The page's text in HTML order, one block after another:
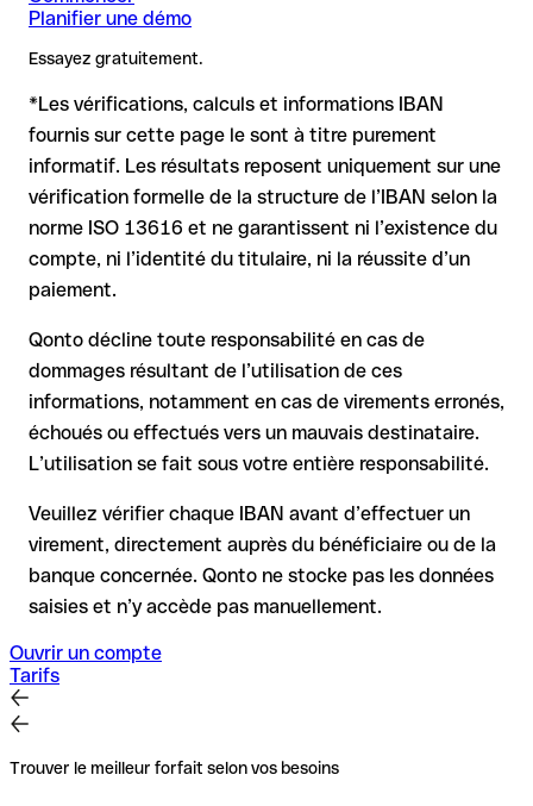
USD, GBP), des frais de change peuvent s'appliquer.
Renseignez-vous à l'avance auprès de Deutsche Bank Ag sur
les conditions en vigueur.
Recommandation: demandez au bénéficiaire de vous
confirmer l'IBAN par écrit, surtout pour une nouvelle relation
compte ne peut être vérifiée que par Deutsche Bank Ag elle-
même ou par un virement test.
un IBAN valide, le virement peut être envoyé vers un autre
Dans ce cas :
la banque réceptrice doit coopérer au retour des fonds
votre banque peut initier une procédure de rappel sur
demande
le remboursement n’est pas garanti, surtout si les fonds ont
déjà été retirés
pour les virements hors SEPA, la récupération est plus
complexe et peut entraîner des frais
Recommandation: vérifiez systématiquement chaque IBAN
avant un virement (via un outil de vérification) et confirmez-le
directement auprès du bénéficiaire en cas de doute. Cette
précaution est essentielle, en particulier pour des montants
élevés ou de nouvelles relations commerciales.
Planifier une démo
Essayez gratuitement.
*Les vérifications, calculs et informations IBAN
fournis sur cette page le sont à titre purement
informatif. Les résultats reposent uniquement sur une
vérification formelle de la structure de l’IBAN selon la
norme ISO 13616 et ne garantissent ni l’existence du
compte, ni l’identité du titulaire, ni la réussite d’un
paiement.
Qonto décline toute responsabilité en cas de
dommages résultant de l’utilisation de ces
informations, notamment en cas de virements erronés,
échoués ou effectués vers un mauvais destinataire.
L’utilisation se fait sous votre entière responsabilité.
Veuillez vérifier chaque IBAN avant d’effectuer un
virement, directement auprès du bénéficiaire ou de la
banque concernée. Qonto ne stocke pas les données
saisies et n’y accède pas manuellement.
Ouvrir un compte
Tarifs
Trouver le meilleur forfait selon vos besoins